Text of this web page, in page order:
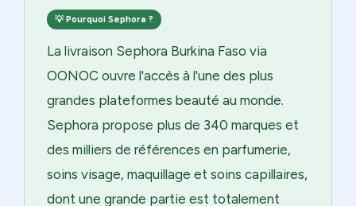
💡 Pourquoi Sephora ?
La livraison Sephora Burkina Faso via
OONOC ouvre l'accès à l'une des plus
grandes plateformes beauté au monde.
Sephora propose plus de 340 marques et
des milliers de références en parfumerie,
soins visage, maquillage et soins capillaires,
dont une grande partie est totalement